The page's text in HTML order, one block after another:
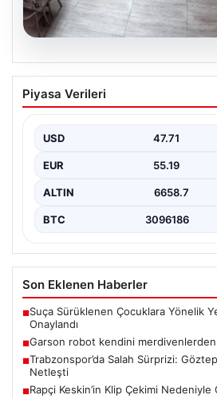
Garson robot kendini
attı
Sosyal Medyada Gelişen Olay",
faaliyet…
Piyasa Verileri
USD 47.71
EUR 55.19
ALTIN 6658.7
BTC 3096186
Son Eklenen Haberler
■Suça Sürüklenen Çocuklara Yönelik
Onaylandı
■Garson robot kendini merdivenlerden
■Trabzonspor’da Salah Sürprizi:
Netleşti
■Rapçi Keskin’in Klip Çekimi Nedeniyle